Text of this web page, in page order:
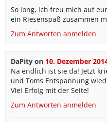
So long, ich freu mich auf
ein Riesenspaß zusammen
Zum Antworten anmelden
DaPityon 10. Dezember
Na endlich ist sie da! Jetzt
und Toms Entspannung
Viel Erfolg mit der Seite!
Zum Antworten anmelden